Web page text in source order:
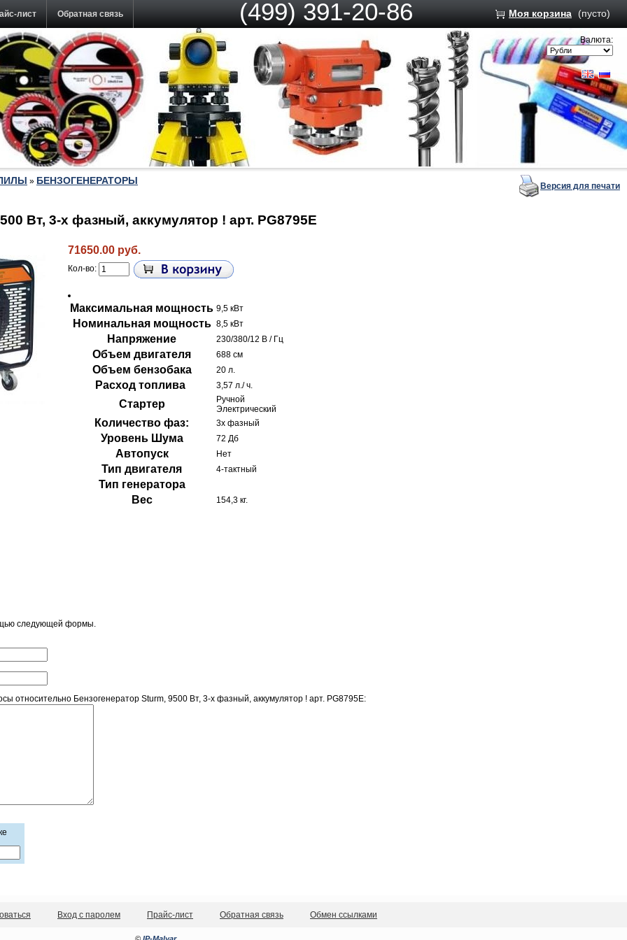
лист Обратная связь (499) 391-20-86 Моя корзина (пусто)
Валюта:
» БЕНЗОГЕНЕРАТОРЫ Версия для печати
Вт, 3-х фазный, аккумулятор ! арт. PG8795E
71650.00 руб.
Кол-во:
Максимальная мощность 9,5 кВт
Номинальная мощность 8,5 кВт
Напряжение 230/380/12 В / Гц
Объем двигателя 688 см
Объем бензобака 20 л.
Расход топлива 3,57 л./ ч.
Стартер
Ручной
Электрический
Количество фаз: 3х фазный
Уровень Шума 72 Дб
Автопуск Нет
Тип двигателя 4-тактный
Тип генератора
Вес
154,3 кг.
следующей формы.
относительно Бензогенератор Sturm, 9500 Вт, 3-х фазный, аккумулятор ! арт. PG8795E:
Вход с паролем Прайс-лист Обратная связь Обмен ссылками